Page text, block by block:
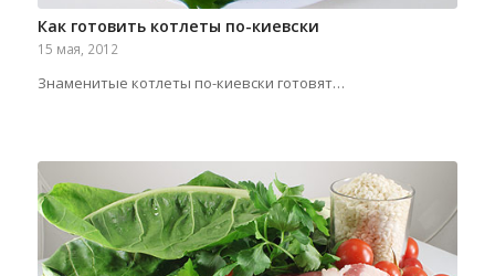
Как готовить котлеты по-киевски
15 мая, 2012
Знаменитые котлеты по-киевски готовят…